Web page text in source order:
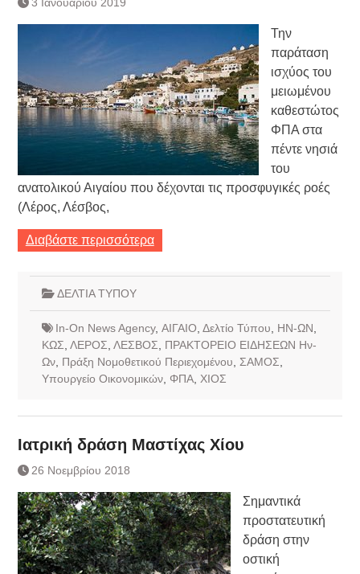
Κατάργηση βιβλιαρίων Υγείας
Ημερήσιο Δελτίο Τιμών
Συναλλάγματος &
Τραπεζογραμματίων 7-3-2019
Ημερήσιο Δελτίο Τιμών
Συναλλάγματος &
Τραπεζογραμματίων 4-3-2019
Κάθοδος αγροτών
Δικαιοσύνη
Την
παράταση
ισχύος του
μειωμένου
καθεστώτος
ΦΠΑ στα
πέντε νησιά
του
ανατολικού Αιγαίου που δέχονται τις προσφυγικές ροές
(Λέρος, Λέσβος,
Διαβάστε περισσότερα
ΔΕΛΤΙΑ ΤΥΠΟΥ
In-On News Agency, ΑΙΓΑΙΟ Δελτίο Τύπου ΗΝ-ΩΝ
ΚΩΣ ΛΕΡΟΣ ΛΕΣΒΟΣ
ΠΡΑΚΤΟΡΕΙΟ ΕΙΔΗΣΕΩΝ Ην-
Ων, Πράξη Νομοθετικού Περιεχομένου ΣΑΜΟΣ
Υπουργείο Οικονομικών, ΦΠΑ, ΧΙΟΣ
Ιατρική δράση Μαστίχας Χίου
26 Νοεμβρίου 2018
Σημαντικά
προστατευτική
δράση στην
οστική